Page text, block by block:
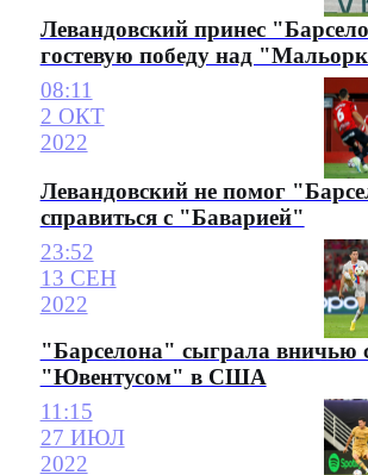
Левандовский принес
гостевую победу над
08:11
2 ОКТ
2022
Левандовский не помог
справиться с "Баварией"
23:52
13 СЕН
2022
"Барселона" сыграла вничью
"Ювентусом" в США
11:15
27 ИЮЛ
2022